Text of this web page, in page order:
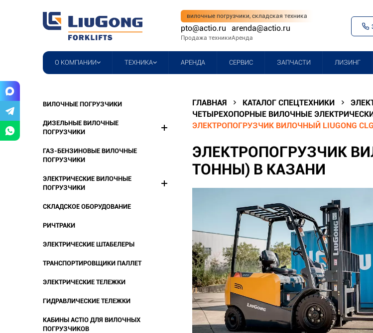
вилочные погрузчики, складская техника
pto@actio.ru
Продажа техники
arenda@actio.ru
Аренда
О КОМПАНИИ ТЕХНИКА АРЕНДА СЕРВИС ЗАПЧАСТИ ЛИЗИНГ
ВИЛОЧНЫЕ ПОГРУЗЧИКИ
ДИЗЕЛЬНЫЕ ВИЛОЧНЫЕ
ПОГРУЗЧИКИ
ГАЗ-БЕНЗИНОВЫЕ ВИЛОЧНЫЕ
ПОГРУЗЧИКИ
ЭЛЕКТРИЧЕСКИЕ ВИЛОЧНЫЕ
ПОГРУЗЧИКИ
СКЛАДСКОЕ ОБОРУДОВАНИЕ
РИЧТРАКИ
ЭЛЕКТРИЧЕСКИЕ ШТАБЕЛЕРЫ
ТРАНСПОРТИРОВЩИКИ ПАЛЛЕТ
ЭЛЕКТРИЧЕСКИЕ ТЕЛЕЖКИ
ГИДРАВЛИЧЕСКИЕ ТЕЛЕЖКИ
КАБИНЫ ACTIO ДЛЯ ВИЛОЧНЫХ
ПОГРУЗЧИКОВ
ГЛАВНАЯ КАТАЛОГ СПЕЦТЕХНИКИ
ЧЕТЫРЕХОПОРНЫЕ ВИЛОЧНЫЕ
ЭЛЕКТРОПОГРУЗЧИК ВИЛОЧНЫЙ LIUGONG
ЭЛЕКТРОПОГРУЗЧИК
ТОННЫ) В КАЗАНИ